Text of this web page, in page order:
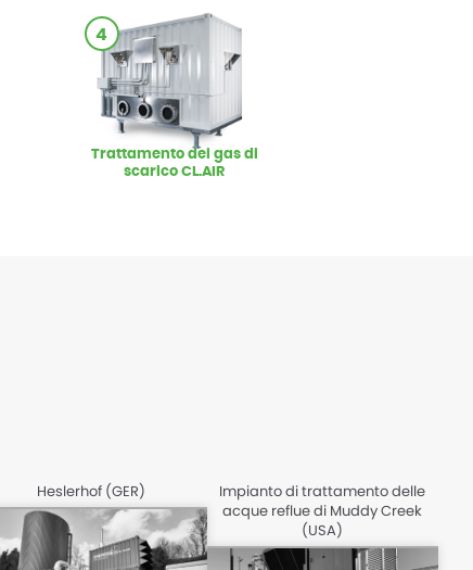
4
Trattamento dei gas di
scarico CL.AIR
Heslerhof (GER)
Impianto di trattamento delle
acque reflue di Muddy Creek
(USA)